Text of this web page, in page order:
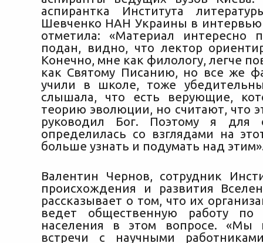
аспирантка Института
Шевченко НАН Украины в интервью
отметила: «Материал интересно
подан, видно, что лектор
Конечно, мне как филологу, легче
как Святому Писанию, но все же
учили в школе, тоже
слышала, что есть верующие,
теорию эволюции, но считают, что
руководил Бог. Поэтому я
определилась со взглядами на
больше узнать и подумать над
Валентин Чернов, сотрудник
происхождения и развития
рассказывает о том, что их
ведет общественную работу по
населения в этом вопросе. «Мы
встречи с научными